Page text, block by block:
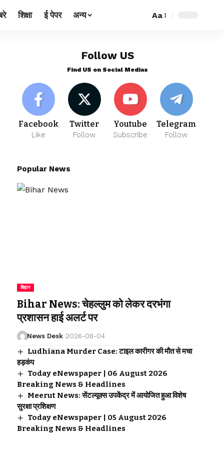
शिक्षा ई पेपर अन्य Aa
Follow US
Find US on Social Medias
Facebook
Like
Twitter
Follow
Youtube
Subscribe
Telegram
Follow
Popular News
बिहार
Bihar News: चेहल्लुम को लेकर दरभंगा
प्रशासन हाई अलर्ट पर
News Desk 2026-08-04
Ludhiana Murder Case: टाइल कारीगर की मौत से मचा
हड़कंप
Today eNewspaper | 06 August 2026
Breaking News & Headlines
Meerut News: सेंटल्यूक्स उपकेंद्र में आयोजित हुआ विशेष
सुरक्षा प्रशिक्षण
Today eNewspaper | 05 August 2026
Breaking News & Headlines